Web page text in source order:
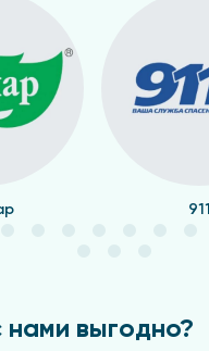
911
нами выгодно?